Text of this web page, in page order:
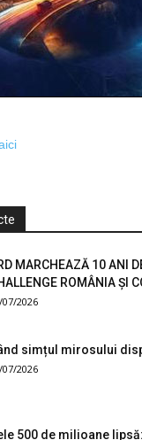
MARCHEAZĂ 10 ANI
ROMÂNIA ȘI
07/2026
simțul mirosului
07/2026
500 de milioane lipsă: